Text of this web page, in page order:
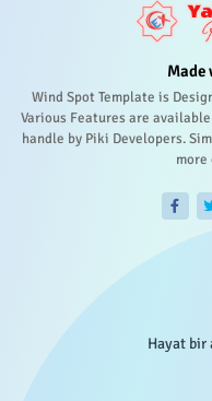
Made
Wind Spot Template is
Various Features are
handle by Piki Developers.
more
Hayat bir